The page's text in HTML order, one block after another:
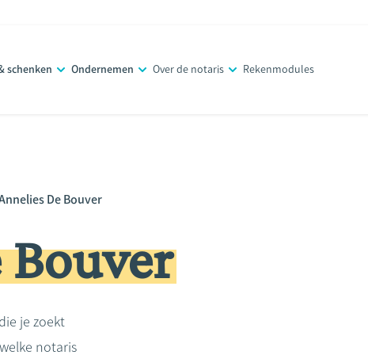
schenken Ondernemen Over de notaris Rekenmodules
De Bouver
je zoekt
notaris